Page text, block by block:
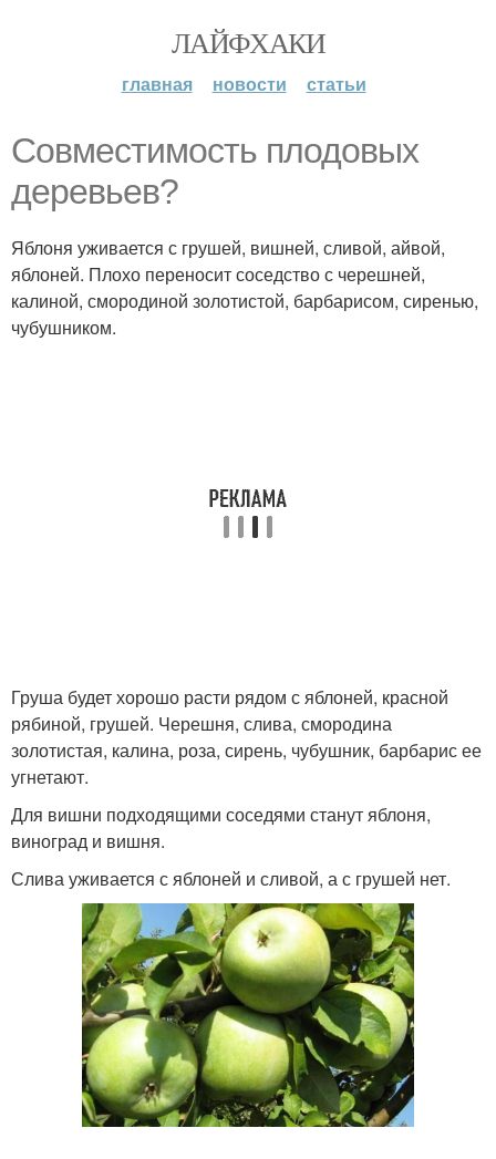
ЛАЙФХАКИ
главная новости статьи
Совместимость плодовых
деревьев?
Яблоня уживается с грушей, вишней, сливой, айвой,
яблоней. Плохо переносит соседство с черешней,
калиной, смородиной золотистой, барбарисом, сиренью,
чубушником.
Груша будет хорошо расти рядом с яблоней, красной
рябиной, грушей. Черешня, слива, смородина
золотистая, калина, роза, сирень, чубушник, барбарис ее
угнетают.
Для вишни подходящими соседями станут яблоня,
виноград и вишня.
Слива уживается с яблоней и сливой, а с грушей нет.